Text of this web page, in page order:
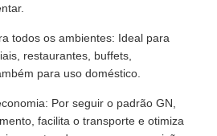
todos os ambientes: Ideal para
restaurantes, buffets,
para uso doméstico.
Por seguir o padrão GN,
facilita o transporte e otimiza